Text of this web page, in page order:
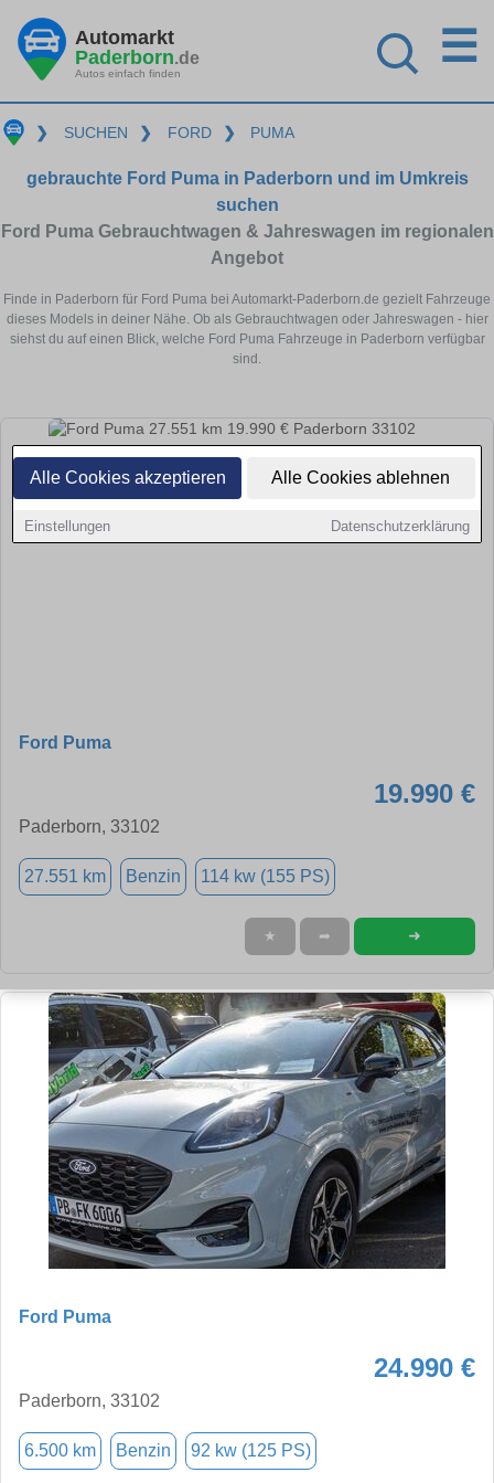
Alle Cookies akzeptieren Alle Cookies ablehnen
Einstellungen Datenschutzerklärung
Automarkt
Paderborn.de
Autos einfach finden
☰
❯ SUCHEN ❯ FORD ❯ PUMA
gebrauchte Ford Puma in Paderborn und im Umkreis
suchen
Ford Puma Gebrauchtwagen & Jahreswagen im regionalen
Angebot
Finde in Paderborn für Ford Puma bei Automarkt-Paderborn.de gezielt Fahrzeuge
dieses Models in deiner Nähe. Ob als Gebrauchtwagen oder Jahreswagen - hier
siehst du auf einen Blick, welche Ford Puma Fahrzeuge in Paderborn verfügbar
sind.
Ford Puma
19.990 €
Paderborn, 33102
27.551 km Benzin 114 kw (155 PS)
★ ➦ ➜
Ford Puma
24.990 €
Paderborn, 33102
6.500 km Benzin 92 kw (125 PS)